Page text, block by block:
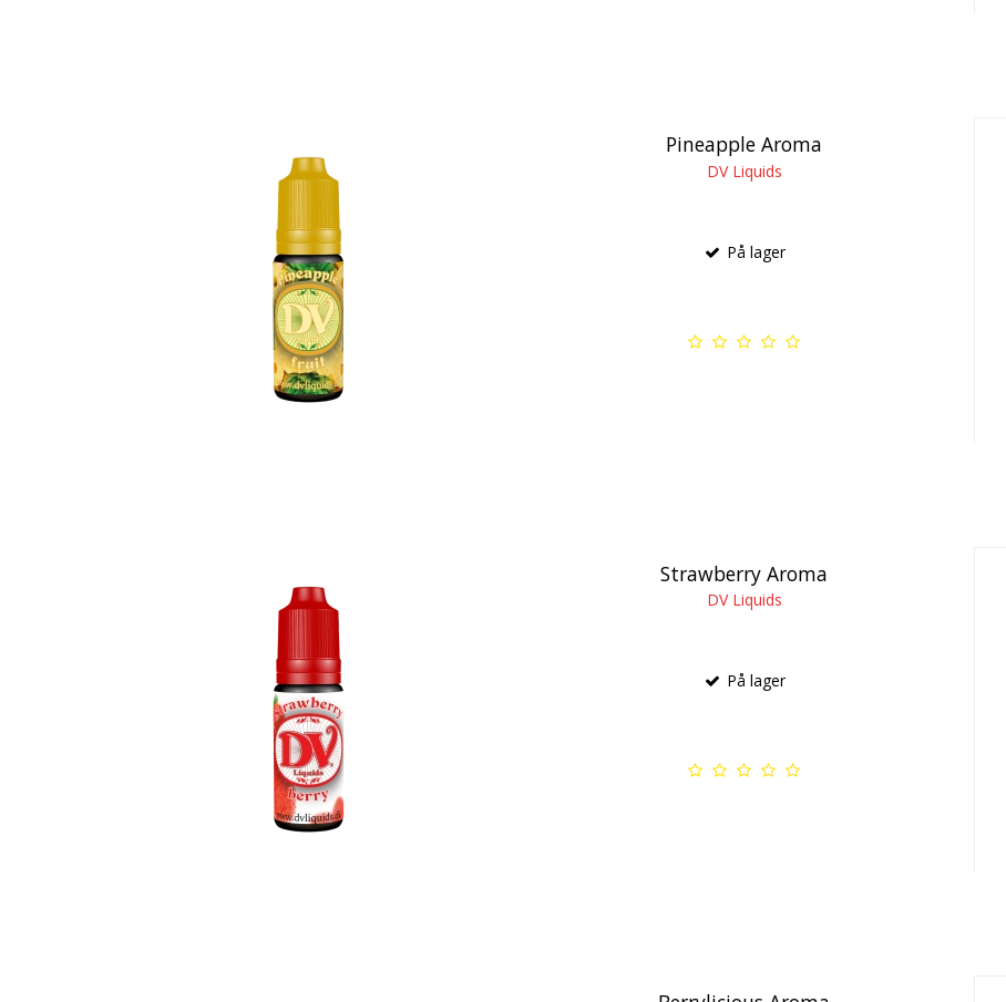
Pineapple Aroma
DV Liquids
På lager
Strawberry Aroma
DV Liquids
På lager